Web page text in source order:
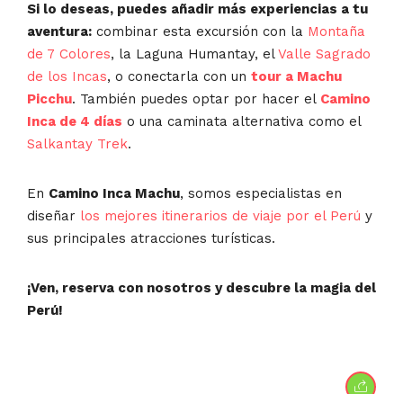
Si lo deseas, puedes añadir más experiencias a tu
aventura: combinar esta excursión con la Montaña
de 7 Colores, la Laguna Humantay, elValle Sagrado
de los Incas, o conectarla con un tour a Machu
Picchu. También puedes optar por hacer el Camino
Inca de 4 días o una caminata alternativa como el
Salkantay Trek.
En Camino Inca Machu, somos especialistas en
diseñar los mejores itinerarios de viaje por el Perú y
sus principales atracciones turísticas.
¡Ven, reserva con nosotros y descubre la magia del
Perú!